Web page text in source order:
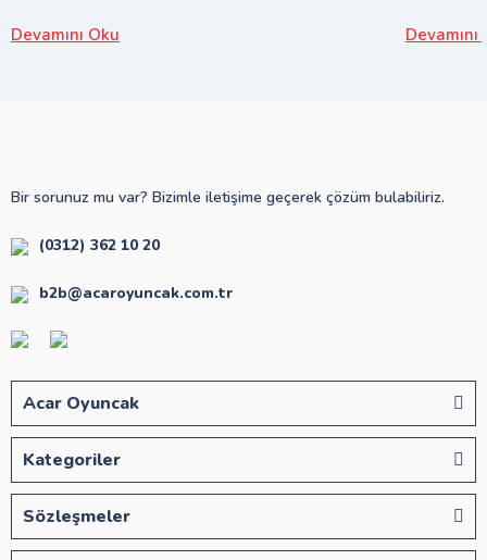
Devamını Oku Devamını
Bir sorunuz mu var? Bizimle iletişime geçerek çözüm bulabiliriz.
(0312) 362 10 20
b2b@acaroyuncak.com.tr
Acar Oyuncak
Kategoriler
Sözleşmeler